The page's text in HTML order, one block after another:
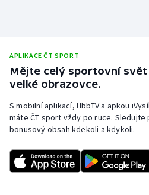
APLIKACE ČT SPORT
Mějte celý sportovní svět
velké obrazovce.
S mobilní aplikací, HbbTV a apkou
máte ČT sport vždy po ruce. Sledujte
bonusový obsah kdekoli a kdykoli.